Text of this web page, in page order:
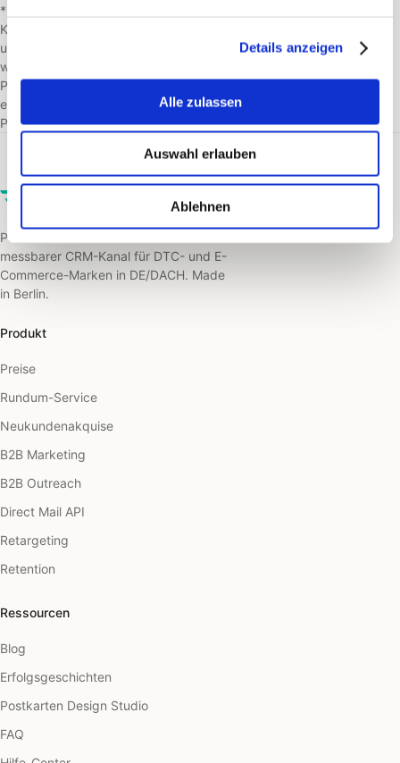
Details anzeigen
Alle zulassen
Auswahl erlauben
Ablehnen
* Teilnahmebedingungen: Dein Shop muss auf Shopify laufen und
Klaviyo nutzen, mindestens 3 Mio.€ Jahresumsatz erwirtschaften
und die Kampagne muss an mindestens 5.000 Kontakte verschickt
werden. Kosten pro Postkarte belaufen sich analog unserer
Preisliste. Wir werten die Kampagnenergebnisse für Dich aus und
erstellen gemeinsam mit dir eine Erfolgsgeschichte für unsere
PostPal-Webseite.
Personalisierte Postkarten als
messbarer CRM-Kanal für DTC- und E-
Commerce-Marken in DE/DACH. Made
in Berlin.
Produkt
Preise
Rundum-Service
Neukundenakquise
B2B Marketing
B2B Outreach
Direct Mail API
Retargeting
Retention
Ressourcen
Blog
Erfolgsgeschichten
Postkarten Design Studio
FAQ